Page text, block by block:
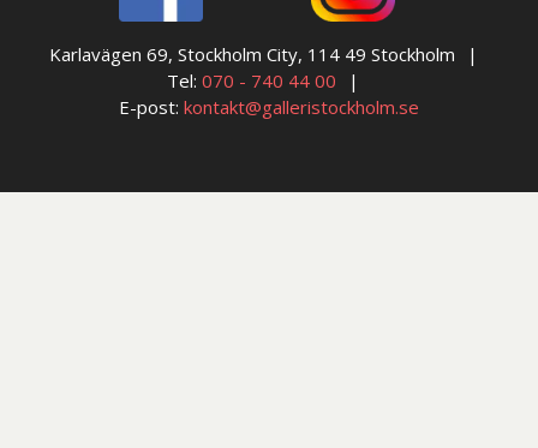
Karlavägen 69, Stockholm City, 114 49 Stockholm
Tel: 070 - 740 44 00
E-post: kontakt@galleristockholm.se